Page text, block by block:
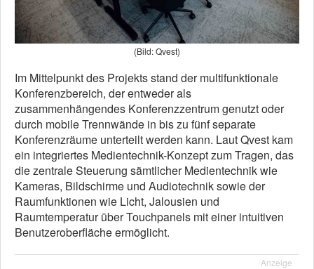
(Bild: Qvest)
Im Mittelpunkt des Projekts stand der multifunktionale
Konferenzbereich, der entweder als
zusammenhängendes Konferenzzentrum genutzt oder
durch mobile Trennwände in bis zu fünf separate
Konferenzräume unterteilt werden kann. Laut Qvest kam
ein integriertes Medientechnik-Konzept zum Tragen, das
die zentrale Steuerung sämtlicher Medientechnik wie
Kameras, Bildschirme und Audiotechnik sowie der
Raumfunktionen wie Licht, Jalousien und
Raumtemperatur über Touchpanels mit einer intuitiven
Benutzeroberfläche ermöglicht.
Anzeige